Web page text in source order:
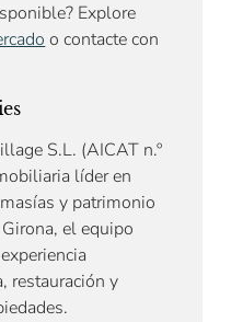
Explore
o contacte con
S.L. (AICAT n.º
líder en
y patrimonio
el equipo
restauración y